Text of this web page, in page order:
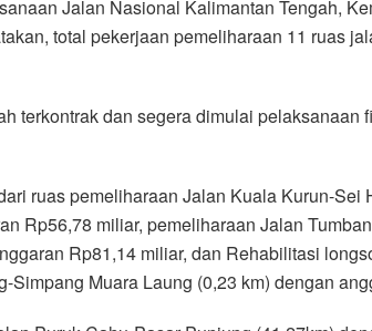
Jalan Nasional Kalimantan Tengah,
total pekerjaan pemeliharaan 11 ruas
terkontrak dan segera dimulai pelaksanaan
ruas pemeliharaan Jalan Kuala Kurun-Sei
Rp56,78 miliar, pemeliharaan Jalan
Rp81,14 miliar, dan Rehabilitasi
Simpang Muara Laung (0,23 km) dengan